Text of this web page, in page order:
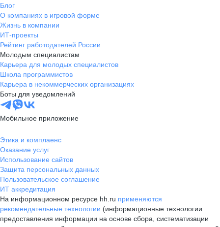
Блог
О компаниях в игровой форме
Жизнь в компании
ИТ-проекты
Рейтинг работодателей России
Молодым специалистам
Карьера для молодых специалистов
Школа программистов
Карьера в некоммерческих организациях
Боты для уведомлений
Мобильное приложение
Этика и комплаенс
Оказание услуг
Использование сайтов
Защита персональных данных
Пользовательское соглашение
ИТ аккредитация
На информационном ресурсе hh.ru применяются
рекомендательные технологии (информационные технологии
предоставления информации на основе сбора, систематизации